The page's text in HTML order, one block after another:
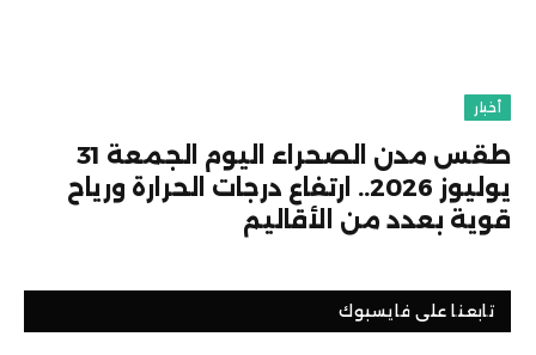
أخبار
طقس مدن الصحراء اليوم الجمعة 31
يوليوز 2026.. ارتفاع درجات الحرارة ورياح
قوية بعدد من الأقاليم
تابعنا على فايسبوك